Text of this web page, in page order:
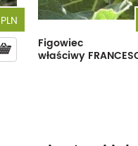
PLN
Figowiec
właściwy